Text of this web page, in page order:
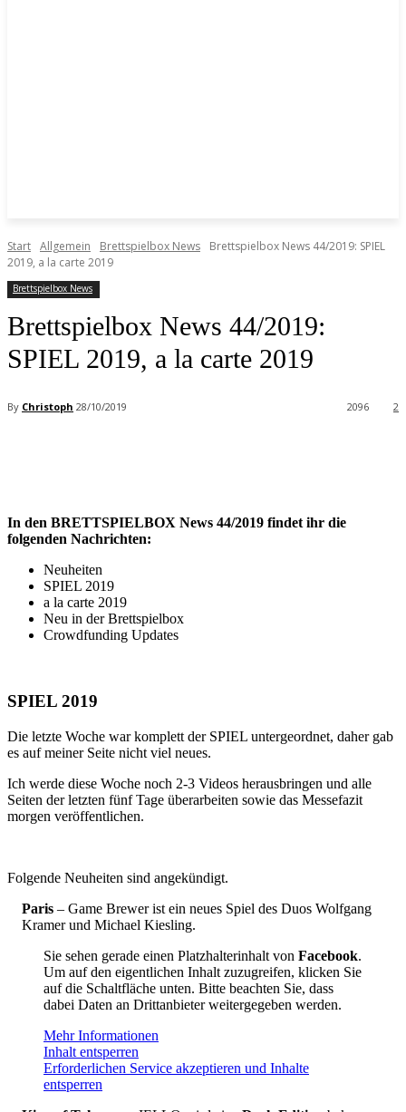
Start Allgemein Brettspielbox News
Brettspielbox News 44/2019: SPIEL
2019, a la carte 2019
Brettspielbox News
Brettspielbox News 44/2019:
SPIEL 2019, a la carte 2019
By Christoph 28/10/2019 2
2096
In den BRETTSPIELBOX News 44/2019 findet ihr die
folgenden Nachrichten:
Neuheiten
SPIEL 2019
a la carte 2019
Neu in der Brettspielbox
Crowdfunding Updates
SPIEL 2019
Die letzte Woche war komplett der SPIEL untergeordnet, daher gab
es auf meiner Seite nicht viel neues.
Ich werde diese Woche noch 2-3 Videos herausbringen und alle
Seiten der letzten fünf Tage überarbeiten sowie das Messefazit
morgen veröffentlichen.
Folgende Neuheiten sind angekündigt.
Paris – Game Brewer ist ein neues Spiel des Duos Wolfgang
Kramer und Michael Kiesling.
Sie sehen gerade einen Platzhalterinhalt von Facebook.
Um auf den eigentlichen Inhalt zuzugreifen, klicken Sie
auf die Schaltfläche unten. Bitte beachten Sie, dass
dabei Daten an Drittanbieter weitergegeben werden.
Mehr Informationen
Inhalt entsperren
Erforderlichen Service akzeptieren und Inhalte
entsperren